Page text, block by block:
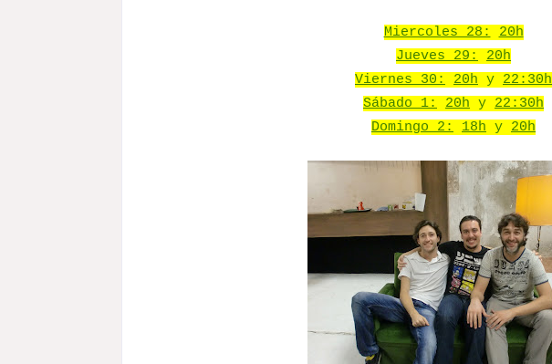
Miercoles 28:
20h
Jueves 29:
20h
Viernes 30:
20h y 22:30h
Sábado 1:
20h y 22:30h
Domingo 2:
18h y 20h